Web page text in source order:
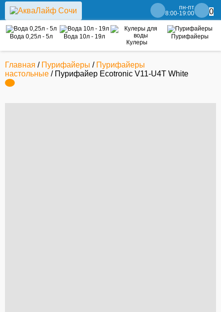
пн-пт
8:00-19:00
0
Вода 0,25л - 5л
Вода 10л - 19л
Кулеры
Пурифайеры
Главная / Пурифайеры / Пурифайеры
настольные / Пурифайер Ecotronic V11-U4T White